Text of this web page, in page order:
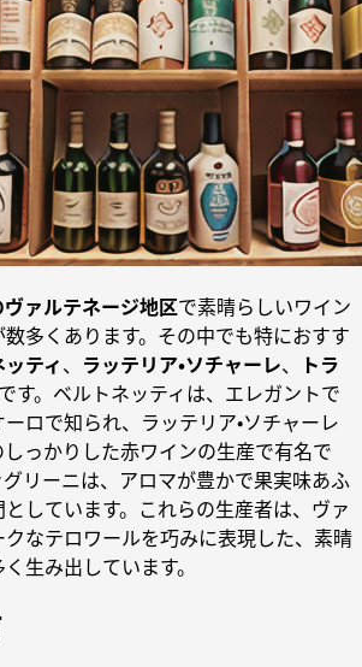
ァルテネージ地区で素晴らしいワイン
多くあります。その中でも特におすす
ティ、 ラッテリア・ソチャーレ、
トラ
す。ベルトネッティは、エレガントで
ロで知られ、ラッテリア・ソチャーレ
っかりした赤ワインの生産で有名で
リーニは、アロマが豊かで果実味あふ
しています。これらの生産者は、ヴァ
なテロワールを巧みに表現した、素晴
生み出しています。